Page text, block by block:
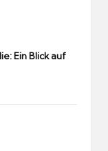
Ein Blick auf